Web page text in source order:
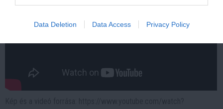
Data Deletion Data Access Privacy Policy